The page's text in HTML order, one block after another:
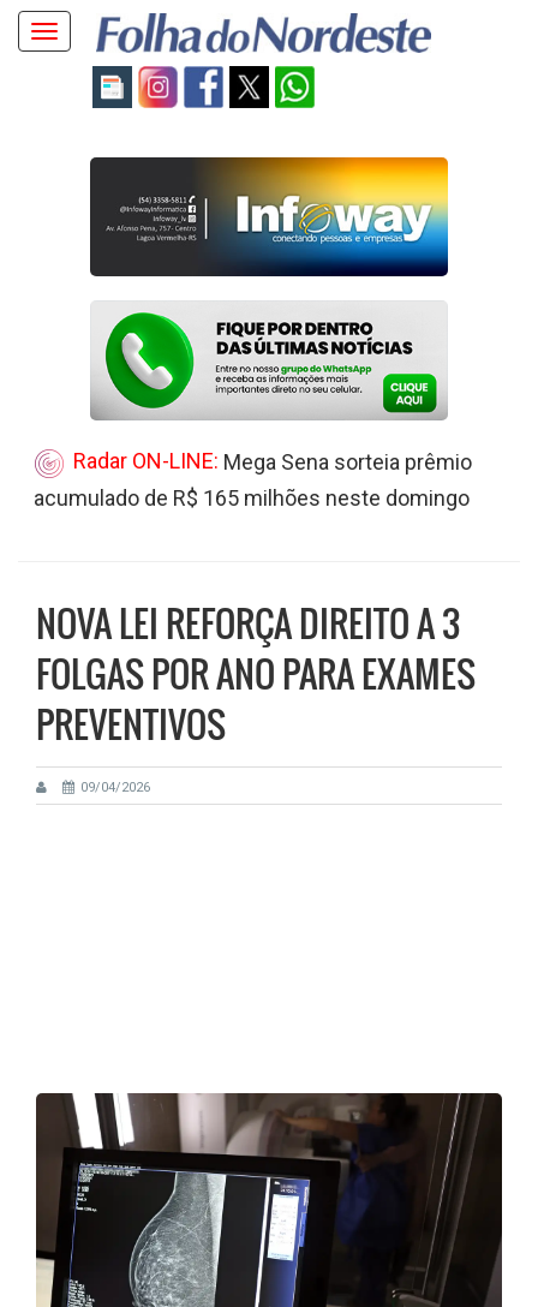
Toggle
navigation
Radar ON-LINE: Mega Sena sorteia prêmio
acumulado de R$ 165 milhões neste domingo
NOVA LEI REFORÇA DIREITO A 3
FOLGAS POR ANO PARA EXAMES
PREVENTIVOS
09/04/2026